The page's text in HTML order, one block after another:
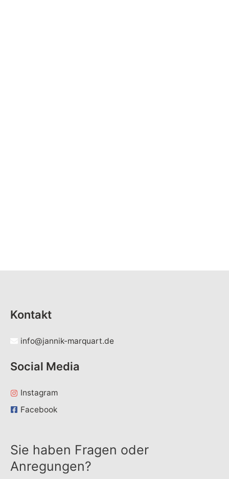
Kontakt
info@jannik-marquart.de
Social Media
Instagram
Facebook
Sie haben Fragen oder
Anregungen?